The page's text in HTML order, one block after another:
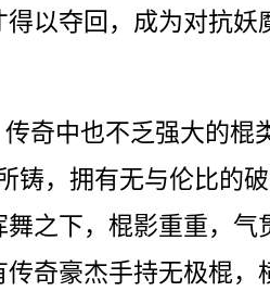
以夺回，成为对抗妖
奇中也不乏强大的棍
铸，拥有无与伦比的
之下，棍影重重，气
奇豪杰手持无极棍，